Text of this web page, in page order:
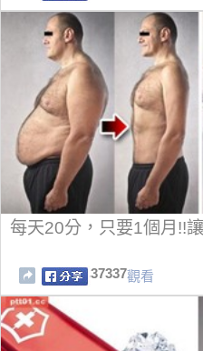
每天20分，只要1個月!!
37337觀看